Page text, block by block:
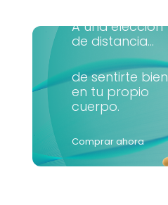
A una elección
de distancia...
de sentirte bien
en tu propio
cuerpo.
Comprar ahora